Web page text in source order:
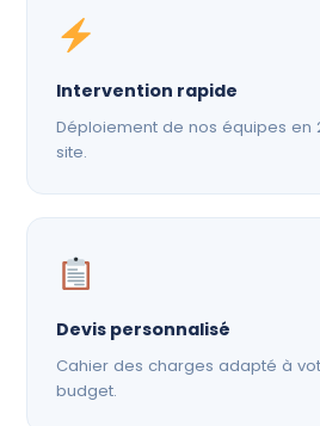
Intervention rapide
Déploiement de nos équipes en
site.
Devis personnalisé
Cahier des charges adapté à
budget.